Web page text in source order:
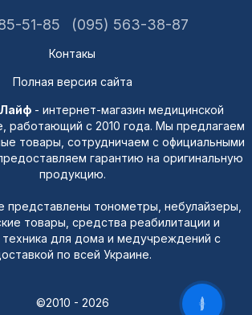
51-85 (095) 563-38-87
Контакы
Полная версия сайта
- интернет-магазин медицинской
работающий с 2010 года. Мы предлагаем
товары, сотрудничаем с официальными
гарантию на оригинальную
продукцию.
представлены тонометры, небулайзеры,
товары, средства реабилитации и
для дома и медучреждений с
по всей Украине.
©2010 - 2026 ОНЛАЙН ЧАТ